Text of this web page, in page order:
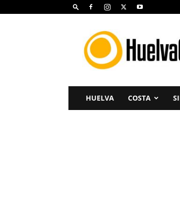
Huelva
Costa
HUELVA COSTA